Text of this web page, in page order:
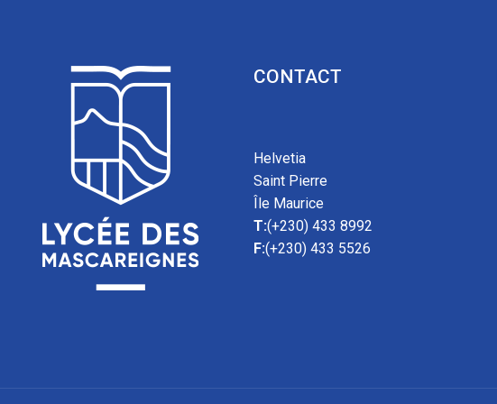
CONTACT
Helvetia
Saint Pierre
Île Maurice
T:(+230) 433 8992
F:(+230) 433 5526